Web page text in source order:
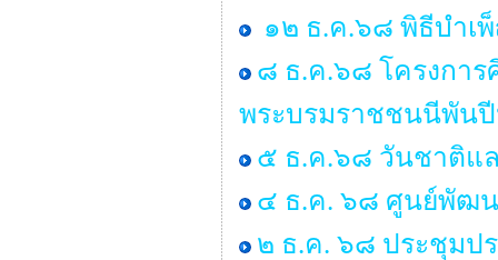
๑๒ ธ.ค.๖๘ พิธีบำ
๘ ธ.ค.๖๘ โครงการ
พระบรมราชชนนีพัน
๕ ธ.ค.๖๘ วันชาติแ
๔ ธ.ค. ๖๘ ศูนย์พัฒน
๒ ธ.ค. ๖๘ ประชุมป